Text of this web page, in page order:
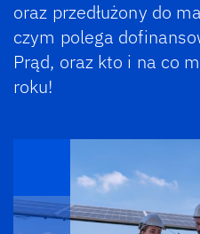
oraz przedłużony do
czym polega
Prąd, oraz kto i na co
roku!